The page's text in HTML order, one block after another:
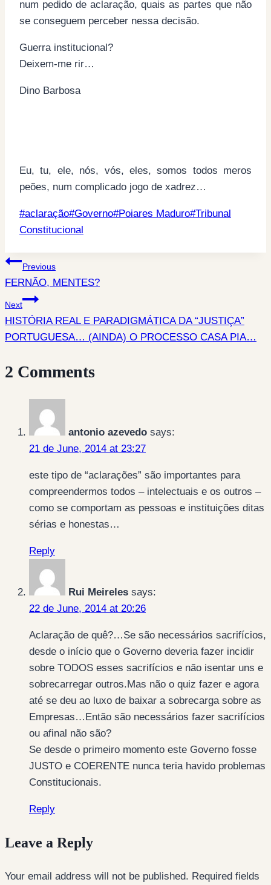
num pedido de aclaração, quais as partes que não
se conseguem perceber nessa decisão.
Guerra institucional?
Deixem-me rir…
Dino Barbosa
Eu, tu, ele, nós, vós, eles, somos todos meros
peões, num complicado jogo de xadrez…
Post
Tags:
#aclaração#Governo#Poiares Maduro#Tribunal
Constitucional
Post
navigation
Previous
FERNÃO, MENTES?
Next
HISTÓRIA REAL E PARADIGMÁTICA DA “JUSTIÇA”
PORTUGUESA… (AINDA) O PROCESSO CASA PIA…
2 Comments
antonio azevedo says:
21 de June, 2014 at 23:27
este tipo de “aclarações” são importantes para
compreendermos todos – intelectuais e os outros –
como se comportam as pessoas e instituições ditas
sérias e honestas…
Reply
Rui Meireles says:
22 de June, 2014 at 20:26
Aclaração de quê?…Se são necessários sacrifícios,
desde o início que o Governo deveria fazer incidir
sobre TODOS esses sacrifícios e não isentar uns e
sobrecarregar outros.Mas não o quiz fazer e agora
até se deu ao luxo de baixar a sobrecarga sobre as
Empresas…Então são necessários fazer sacrifícios
ou afinal não são?
Se desde o primeiro momento este Governo fosse
JUSTO e COERENTE nunca teria havido problemas
Constitucionais.
Reply
Leave a Reply
Your email address will not be published. Required fields